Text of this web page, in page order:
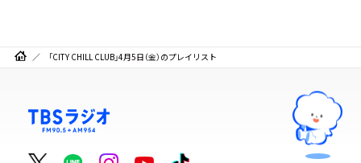
「CITY CHILL CLUB」4月5日（金）のプレイリスト